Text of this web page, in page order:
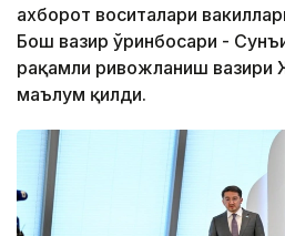
ахборот воситалари
Бош вазир ўринбосари -
рақамли ривожланиш вазири
маълум қилди.